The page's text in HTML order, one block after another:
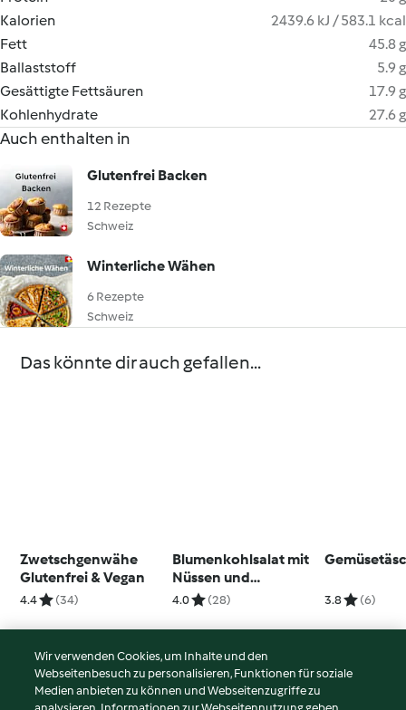
Kalorien
2439.6 kJ / 583.1 kcal
Fett
45.8 g
Ballaststoff
5.9 g
Gesättigte Fettsäuren
17.9 g
Kohlenhydrate
27.6 g
Auch enthalten in
Glutenfrei Backen
12 Rezepte
Schweiz
Winterliche Wähen
6 Rezepte
Schweiz
Das könnte dir auch gefallen...
Zwetschgenwähe
Glutenfrei & Vegan
4.4 (34)
Blumenkohlsalat mit
Nüssen und
Süsskartoffeln
4.0 (28) 3.8 (6)
© Copyright 2026
Wir verwenden Cookies, um Inhalte und den
Webseitenbesuch zu personalisieren, Funktionen für soziale
Medien anbieten zu können und Webseitenzugriffe zu